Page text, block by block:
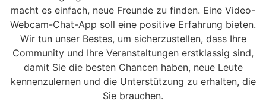
macht es einfach, neue Freunde zu finden. Eine Video-
Webcam-Chat-App soll eine positive Erfahrung bieten.
Wir tun unser Bestes, um sicherzustellen, dass Ihre
Community und Ihre Veranstaltungen erstklassig sind,
damit Sie die besten Chancen haben, neue Leute
kennenzulernen und die Unterstützung zu erhalten, die
Sie brauchen.